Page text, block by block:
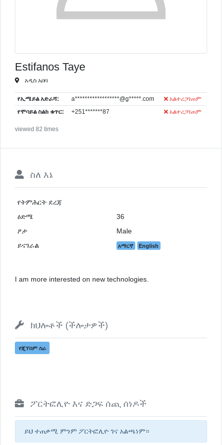
Estifanos Taye
አዲስ አበባ
የኢሜይል አድራሻ: a******************@g*****.com አልተረጋገጠም
የሞባይል ስልክ ቁጥር: +251*******87 አልተረጋገጠም
viewed 82 times
ስለ እኔ
የትምሕርት ደረጃ
ዕድሜ
36
ፆታ
Male
ይናገራል
አማርኛ English
I am more interested on new technologies.
ክህሎቶች (ችሎታዎች)
የጂፕሰም ስራ
ፖርትፎሊዮ እና ድጋፍ ሰጪ ሰነዶች
ይህ ተጠቃሚ ምንም ፖርትፎሊዮ ገና አልጫነም።